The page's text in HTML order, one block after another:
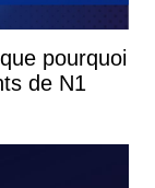
pourquoi
de N1